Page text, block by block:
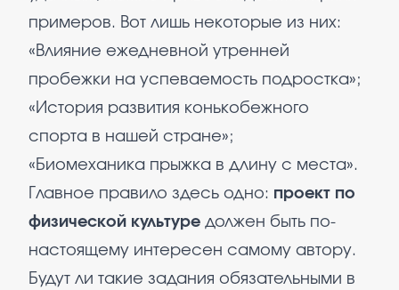
примеров. Вот лишь некоторые из них:
«Влияние ежедневной утренней
пробежки на успеваемость подростка»;
«История развития конькобежного
спорта в нашей стране»;
«Биомеханика прыжка в длину с места».
Главное правило здесь одно: проект по
физической культуре должен быть по-
настоящему интересен самому автору.
Будут ли такие задания обязательными в